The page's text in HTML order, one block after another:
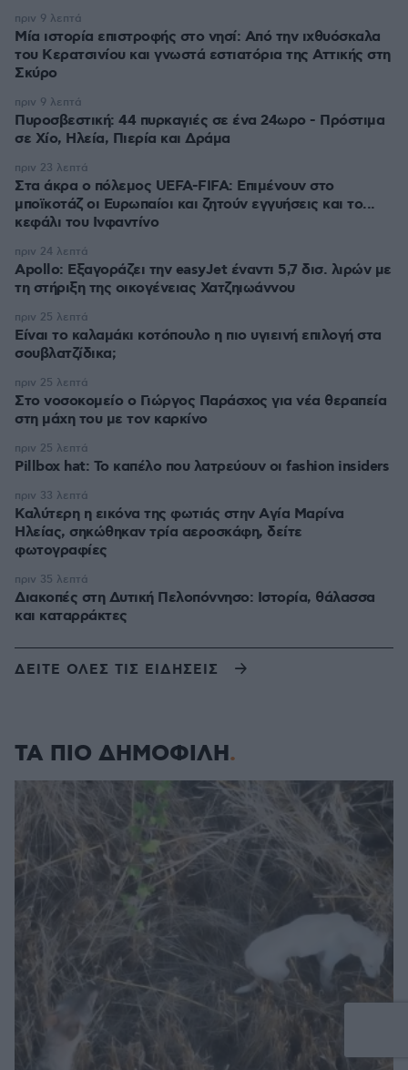
Μία ιστορία επιστροφής στο νησί: Από την ιχθυόσκαλα
του Κερατσινίου και γνωστά εστιατόρια της Αττικής στη
Σκύρο
πριν 9 λεπτά
Πυροσβεστική: 44 πυρκαγιές σε ένα 24ωρο - Πρόστιμα
σε Χίο, Ηλεία, Πιερία και Δράμα
πριν 9 λεπτά
Στα άκρα ο πόλεμος UEFA-FIFA: Επιμένουν στο
μποϊκοτάζ οι Ευρωπαίοι και ζητούν εγγυήσεις και το...
κεφάλι του Ινφαντίνο
πριν 23 λεπτά
Apollo: Εξαγοράζει την easyJet έναντι 5,7 δισ. λιρών με
τη στήριξη της οικογένειας Χατζηιωάννου
πριν 24 λεπτά
Είναι το καλαμάκι κοτόπουλο η πιο υγιεινή επιλογή στα
σουβλατζίδικα;
πριν 25 λεπτά
Στο νοσοκομείο ο Γιώργος Παράσχος για νέα θεραπεία
στη μάχη του με τον καρκίνο
πριν 25 λεπτά
Pillbox hat: Το καπέλο που λατρεύουν οι fashion insiders
πριν 25 λεπτά
Καλύτερη η εικόνα της φωτιάς στην Aγία Μαρίνα
Ηλείας, σηκώθηκαν τρία αεροσκάφη, δείτε
φωτογραφίες
πριν 33 λεπτά
Διακοπές στη Δυτική Πελοπόννησο: Ιστορία, θάλασσα
και καταρράκτες
πριν 35 λεπτά
ΔΕΙΤΕ ΟΛΕΣ ΤΙΣ ΕΙΔΗΣΕΙΣ
ΤΑ ΠΙΟ ΔΗΜΟΦΙΛΗ